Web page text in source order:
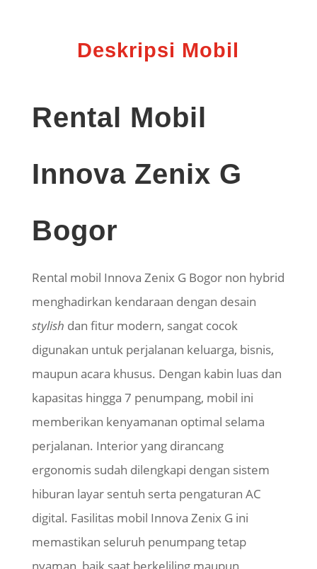
Deskripsi Mobil
Rental Mobil
Innova Zenix G
Bogor
Rental mobil Innova Zenix G Bogor non hybrid
menghadirkan kendaraan dengan desain
stylish dan fitur modern, sangat cocok
digunakan untuk perjalanan keluarga, bisnis,
maupun acara khusus. Dengan kabin luas dan
kapasitas hingga 7 penumpang, mobil ini
memberikan kenyamanan optimal selama
perjalanan. Interior yang dirancang
ergonomis sudah dilengkapi dengan sistem
hiburan layar sentuh serta pengaturan AC
digital. Fasilitas mobil Innova Zenix G ini
memastikan seluruh penumpang tetap
nyaman, baik saat berkeliling maupun